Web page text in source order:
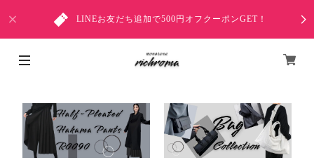
LINEお友だち追加で500円オフクーポンGET！